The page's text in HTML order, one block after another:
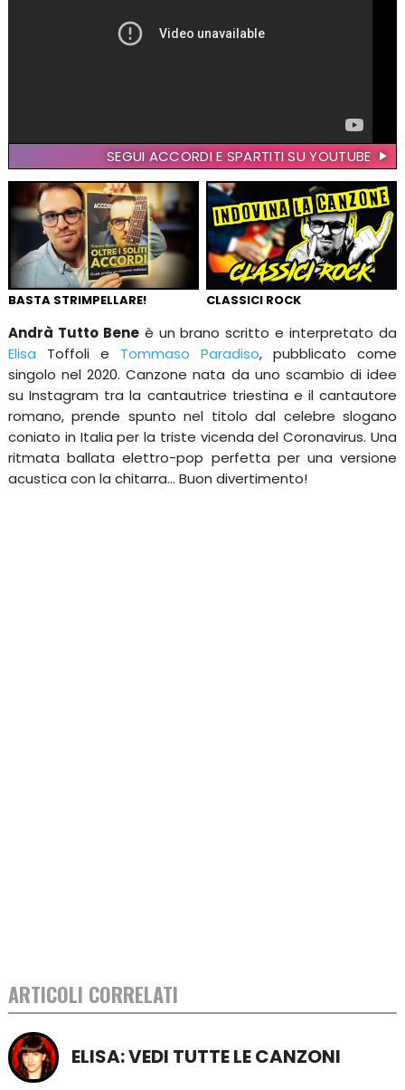
SEGUI ACCORDI E SPARTITI SU YOUTUBE
BASTA STRIMPELLARE! CLASSICI ROCK
Andrà Tutto Beneè un brano scritto e interpretato da
Elisa Toffoli e Tommaso Paradiso, pubblicato come
singolo nel 2020. Canzone nata da uno scambio di idee
su Instagram tra la cantautrice triestina e il cantautore
romano, prende spunto nel titolo dal celebre slogano
coniato in Italia per la triste vicenda del Coronavirus. Una
ritmata ballata elettro-pop perfetta per una versione
acustica con la chitarra... Buon divertimento!
ARTICOLI CORRELATI
ELISA: VEDI TUTTE LE CANZONI